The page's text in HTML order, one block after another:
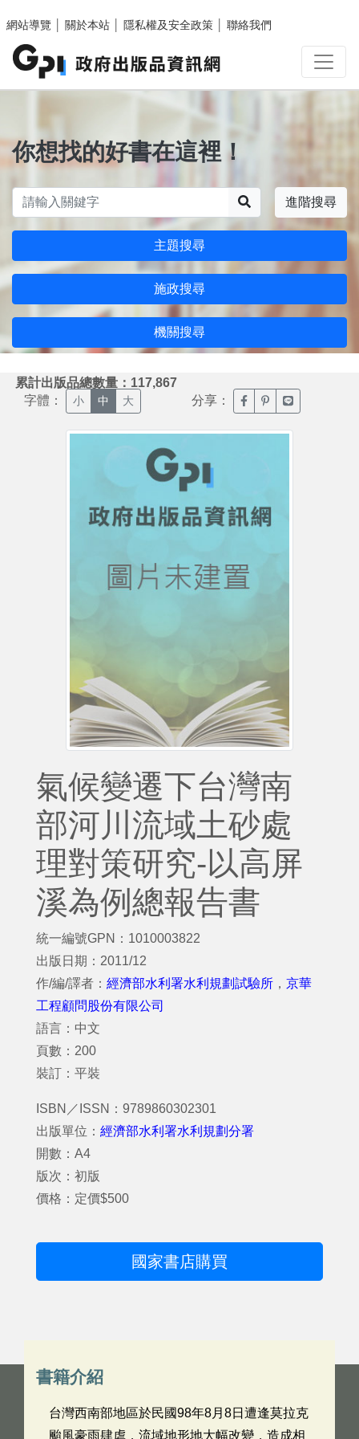
網站導覽
關於本站 隱私權及安全政策 聯絡我們
你想找的好書在這裡！
進階搜尋
主題搜尋
施政搜尋
機關搜尋
累計出版品總數量：117,867
字體： 小 中 大 分享： 臉書分享(另開新視窗)
噗浪分享(另開新
Line分享(另
氣候變遷下台灣南
部河川流域土砂處
理對策研究-以高屏
溪為例總報告書
統一編號GPN：1010003822
出版日期：2011/12
作/編/譯者： 經濟部水利署水利規劃試驗所 ， 京華
工程顧問股份有限公司
語言：中文
頁數：200
裝訂：平裝
ISBN／ISSN：9789860302301
出版單位： 經濟部水利署水利規劃分署
開數：A4
版次：初版
價格：定價$500
國家書店購買
書籍介紹
台灣西南部地區於民國98年8月8日遭逢莫拉克
颱風豪雨肆虐，流域地形地大幅改變，造成相